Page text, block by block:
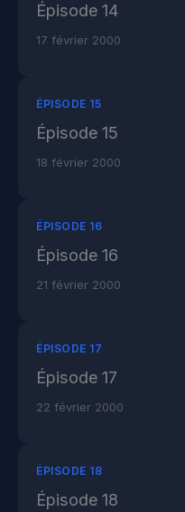
Épisode 14
17 février 2000
ÉPISODE 15
Épisode 15
18 février 2000
ÉPISODE 16
Épisode 16
21 février 2000
ÉPISODE 17
Épisode 17
22 février 2000
ÉPISODE 18
Épisode 18